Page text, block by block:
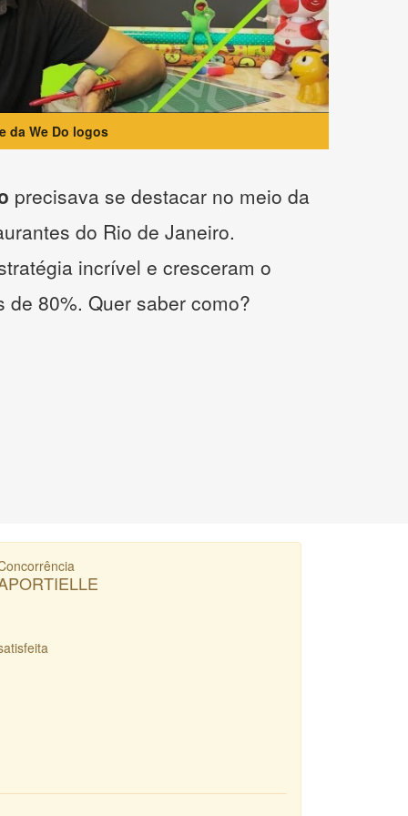
da We Do logos
precisava se destacar no meio da
do Rio de Janeiro.
incrível e cresceram o
de 80%. Quer saber como?